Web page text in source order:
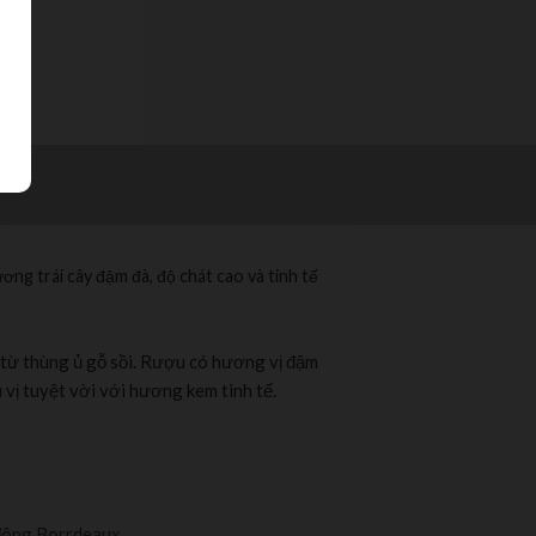
trái cây đậm đà, độ chát cao và tinh tế
thùng ủ gỗ sồi. Rượu có hương vị đậm
vị tuyệt vời với hương kem tinh tế.